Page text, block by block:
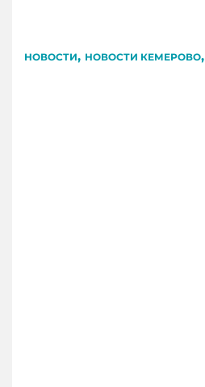
НОВОСТИ, НОВОСТИ КЕМЕРОВО,